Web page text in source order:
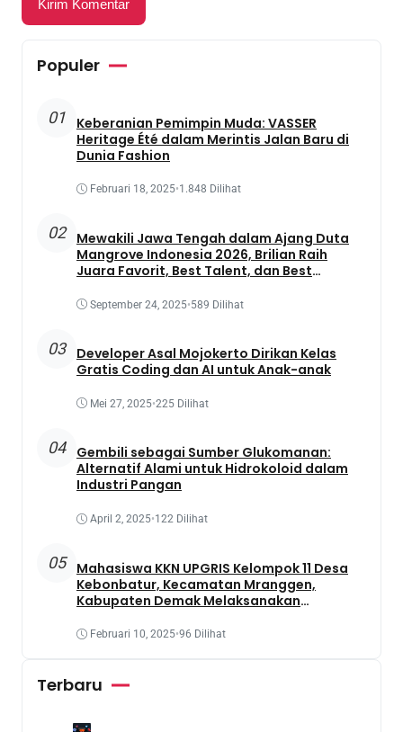
Populer
01
Keberanian Pemimpin Muda: VASSER
Heritage Été dalam Merintis Jalan Baru di
Dunia Fashion
Februari 18, 2025•1.848 Dilihat
02
Mewakili Jawa Tengah dalam Ajang Duta
Mangrove Indonesia 2026, Brilian Raih
Juara Favorit, Best Talent, dan Best
September 24, 2025•589 Dilihat
03
Developer Asal Mojokerto Dirikan Kelas
Gratis Coding dan AI untuk Anak-anak
Mei 27, 2025•225 Dilihat
04
Gembili sebagai Sumber Glukomanan:
Alternatif Alami untuk Hidrokoloid dalam
Industri Pangan
April 2, 2025•122 Dilihat
05
Mahasiswa KKN UPGRIS Kelompok 11 Desa
Kebonbatur, Kecamatan Mranggen,
Kabupaten Demak Melaksanakan
Memanfaatkan Lahan Yang Terbengkalai
Februari 10, 2025•96 Dilihat
Terbaru